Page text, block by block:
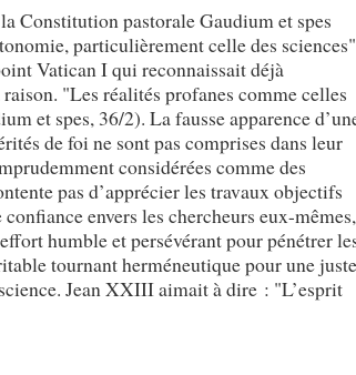
Constitution pastorale Gaudium et spes
particulièrement celle des sciences"
Vatican I qui reconnaissait déjà
"Les réalités profanes comme celles
et spes, 36/2). La fausse apparence
de foi ne sont pas comprises dans leur
considérées comme des
pas d’apprécier les travaux objectifs
envers les chercheurs eux-mêmes,
humble et persévérant pour pénétrer
tournant herméneutique pour une juste
Jean XXIII aimait à dire : "L’esprit